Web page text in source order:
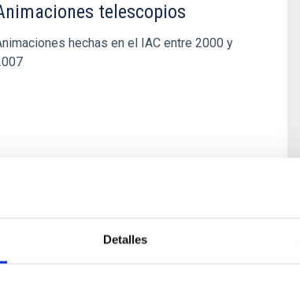
Detalles
telescopios
hechas en el IAC entre 2000 y